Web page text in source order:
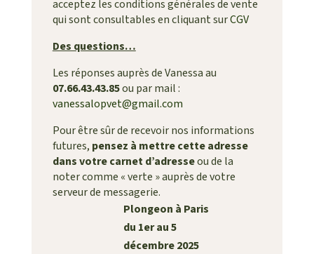
acceptez les conditions générales de vente
qui sont consultables en cliquant surCGV
Des questions…
Les réponses auprès de Vanessa au
07.66.43.43.85ou par mail :
vanessalopvet@gmail.com
Pour être sûr de recevoir nos informations
futures, pensez à mettre cette adresse
dans votre carnet d’adresseou de la
noter comme « verte » auprès de votre
serveur de messagerie.
Plongeon à Paris
du 1er au 5
décembre 2025